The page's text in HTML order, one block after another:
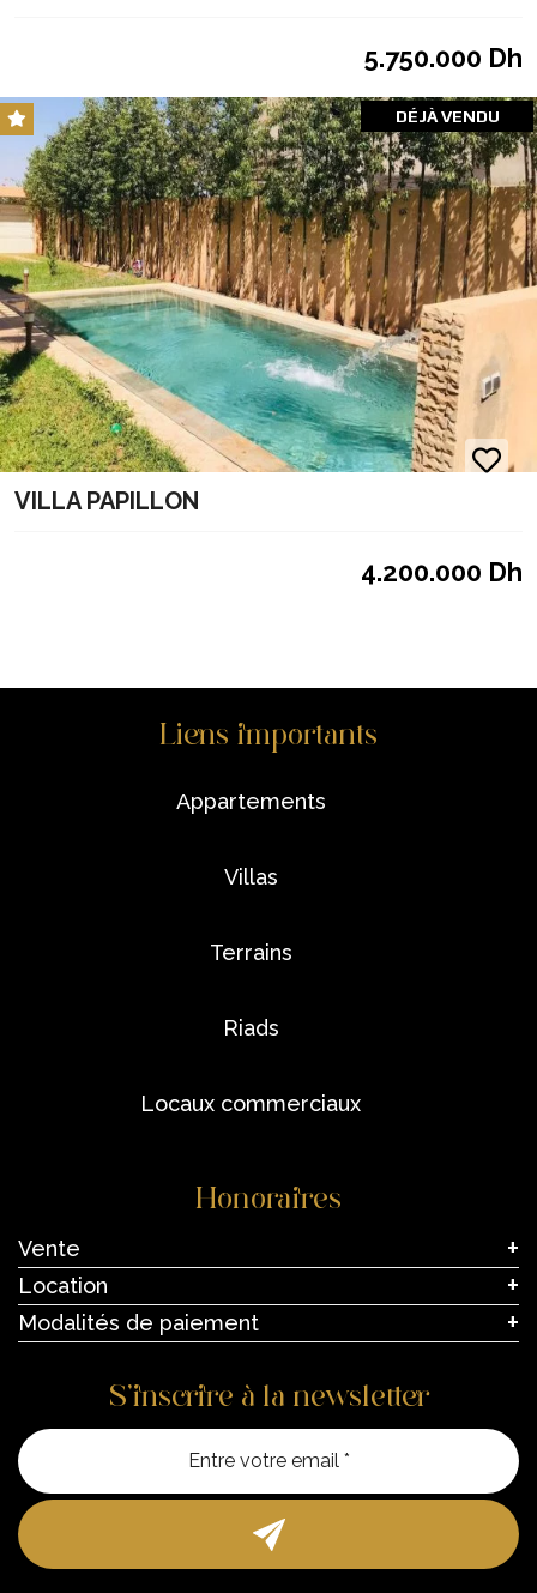
5.750.000 Dh
DÉJÀ VENDU
VILLA PAPILLON
4.200.000 Dh
Liens importants
appartements
villas
terrains
riads
locaux commerciaux
Honoraires
Vente
Location
Modalités de paiement
S’inscrire à la newsletter
Entre